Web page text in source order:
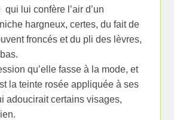
qui lui confère l’air d’un
hargneux, certes, du fait de
froncés et du pli des lèvres,
qu’elle fasse à la mode, et
la teinte rosée appliquée à ses
adoucirait certains visages,